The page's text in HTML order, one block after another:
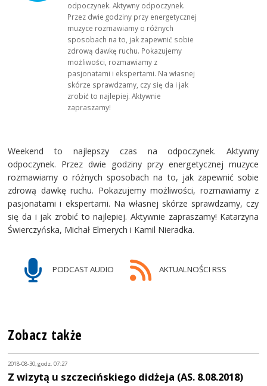
odpoczynek. Aktywny odpoczynek.
Przez dwie godziny przy energetycznej
muzyce rozmawiamy o różnych
sposobach na to, jak zapewnić sobie
zdrową dawkę ruchu. Pokazujemy
możliwości, rozmawiamy z
pasjonatami i ekspertami. Na własnej
skórze sprawdzamy, czy się da i jak
zrobić to najlepiej. Aktywnie
zapraszamy!
Weekend to najlepszy czas na odpoczynek. Aktywny
odpoczynek. Przez dwie godziny przy energetycznej muzyce
rozmawiamy o różnych sposobach na to, jak zapewnić sobie
zdrową dawkę ruchu. Pokazujemy możliwości, rozmawiamy z
pasjonatami i ekspertami. Na własnej skórze sprawdzamy, czy
się da i jak zrobić to najlepiej. Aktywnie zapraszamy! Katarzyna
Świerczyńska, Michał Elmerych i Kamil Nieradka.
PODCAST AUDIO AKTUALNOŚCI RSS
Zobacz także
2018-08-30, godz. 07:27
Z wizytą u szczecińskiego didżeja (AS. 8.08.2018)